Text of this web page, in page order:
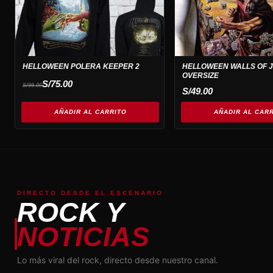
HELLOWEEN POLERA KEEPER 2
S/99.00
El
precio
era:
S/99.00.
S/75.00
El
precio
es:
S/75.00.AÑADIR AL CARRITO
HELLOWEEN WALLS OF
OVERSIZE
S/49.00
AÑADIR AL
DIRECTO DESDE EL ESCENARIO
ROCK Y
NOTICIAS
Lo más viral del rock, directo desde nuestro canal.